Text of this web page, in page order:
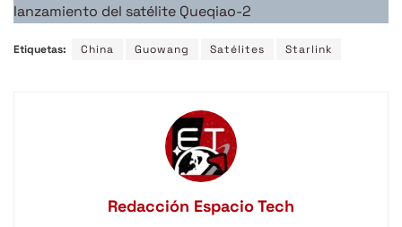
lanzamiento del satélite Queqiao-2
Etiquetas: China Guowang Satélites Starlink
Redacción Espacio Tech